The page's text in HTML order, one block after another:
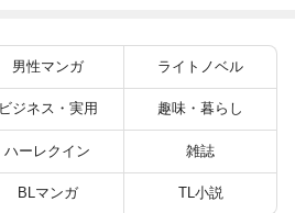
男性マンガ ライトノベル
ビジネス・実用 趣味・暮らし
ハーレクイン 雑誌
BLマンガ TL小説